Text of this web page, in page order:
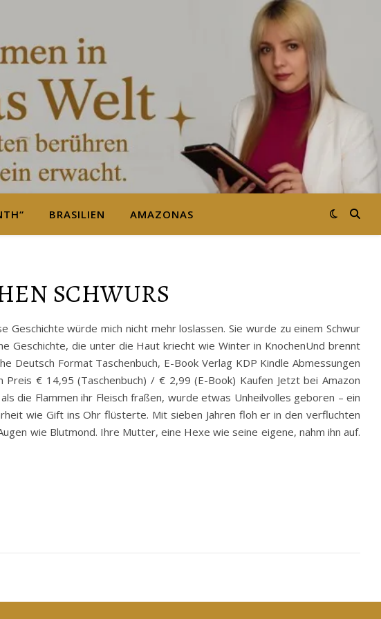
BRASILIEN AMAZONAS
SCHWURS
würde mich nicht mehr loslassen. Sie wurde zu einem Schwur
Geschichte, die unter die Haut kriecht wie Winter in KnochenUnd brennt
Format Taschenbuch, E-Book Verlag KDP Kindle Abmessungen
€ 14,95 (Taschenbuch) / € 2,99 (E-Book) Kaufen Jetzt bei Amazon
die Flammen ihr Fleisch fraßen, wurde etwas Unheilvolles geboren – ein
wie Gift ins Ohr flüsterte. Mit sieben Jahren floh er in den verfluchten
wie Blutmond. Ihre Mutter, eine Hexe wie seine eigene, nahm ihn auf.